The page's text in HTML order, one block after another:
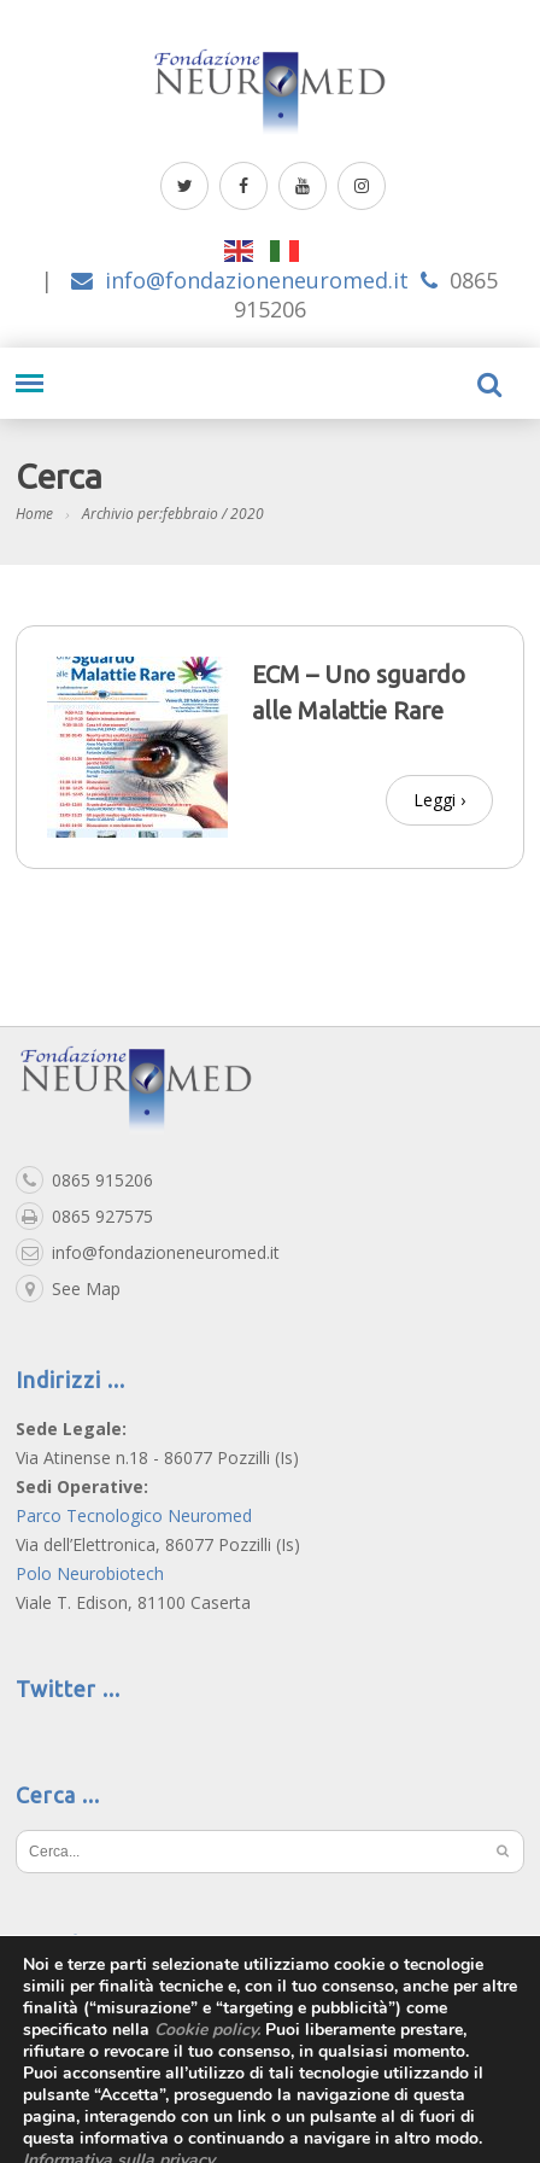
| info@fondazioneneuromed.it
0865
915206
Cerca
Home Archivio per:febbraio / 2020
ECM – Uno sguardo
alle Malattie Rare
Leggi ›
0865 915206
0865 927575
info@fondazioneneuromed.it
See Map
Indirizzi
Sede Legale:
Via Atinense n.18 - 86077 Pozzilli (Is)
Sedi Operative:
Parco Tecnologico Neuromed
Via dell’Elettronica, 86077 Pozzilli (Is)
Polo Neurobiotech
Viale T. Edison, 81100 Caserta
Twitter
Cerca
Social
Noi e terze parti selezionate utilizziamo cookie o tecnologie
simili per finalità tecniche e, con il tuo consenso, anche per altre
finalità (“misurazione” e “targeting e pubblicità”) come
specificato nella Cookie policy. Puoi liberamente prestare,
rifiutare o revocare il tuo consenso, in qualsiasi momento.
Puoi acconsentire all’utilizzo di tali tecnologie utilizzando il
pulsante “Accetta”, proseguendo la navigazione di questa
pagina, interagendo con un link o un pulsante al di fuori di
questa informativa o continuando a navigare in altro modo.